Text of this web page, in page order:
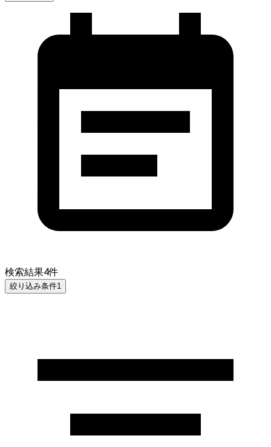
検索結果4件
絞り込み条件1